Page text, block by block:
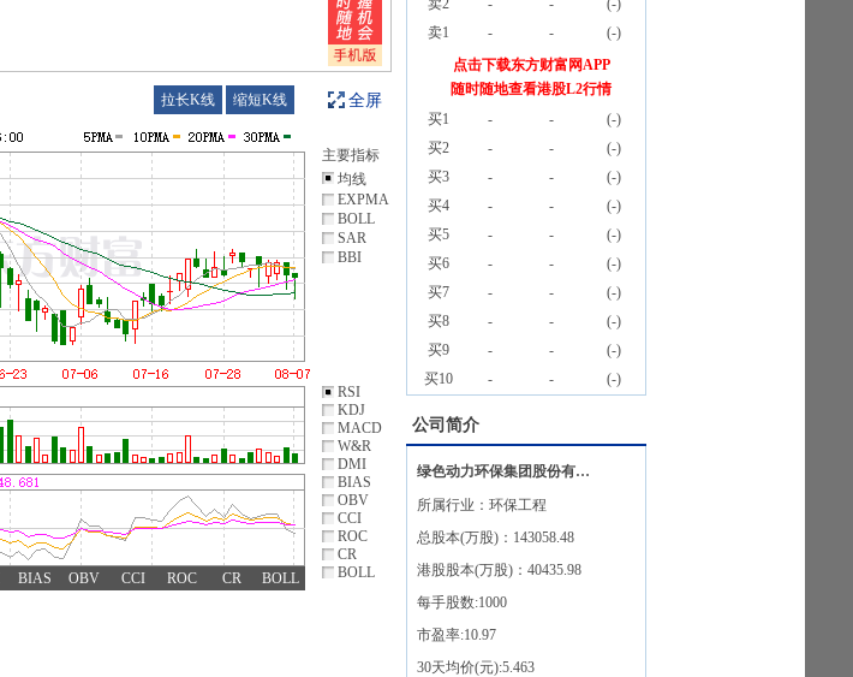
拉长K线 缩短K线 全屏
主要指标
均线
EXPMA
BOLL
SAR
BBI
RSI
KDJ
MACD
W&R
DMI
BIAS
OBV
CCI
ROC
CR
BOLL
BIAS OBV CCI ROC CR BOLL
卖2
- - (-)
卖1
- - (-)
点击下载东方财富网APP
随时随地查看港股L2行情
买1
- - (-)
买2
- - (-)
买3
- - (-)
买4
- - (-)
买5
- - (-)
买6
- - (-)
买7
- - (-)
买8
- - (-)
买9
- - (-)
买10
- - (-)
公司简介
绿色动力环保集团股份有限公司
所属行业： 环保工程
总股本(万股)： 143058.48
港股股本(万股)： 40435.98
每手股数:1000
市盈率:10.97
30天均价(元):5.463